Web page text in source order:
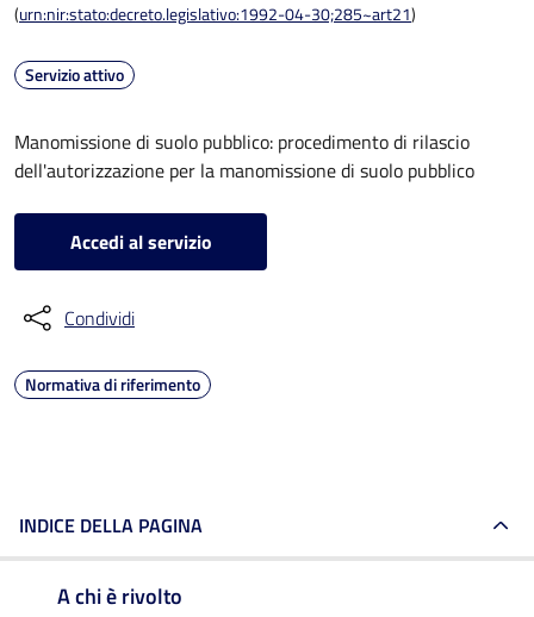
(urn:nir:stato:decreto.legislativo:1992-04-30;285~art21)
Servizio attivo
Manomissione di suolo pubblico: procedimento di rilascio
dell'autorizzazione per la manomissione di suolo pubblico
Accedi al servizio
Condividi
Normativa di riferimento
INDICE DELLA PAGINA
A chi è rivolto